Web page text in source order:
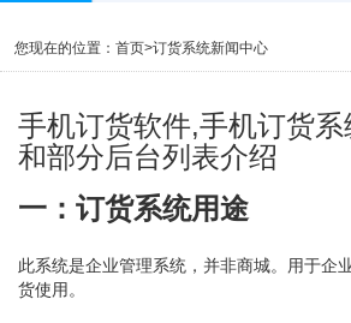
您现在的位置： 首页>订货系统新闻中心
手机订货软件,手机订货系
和部分后台列表介绍
一：订货系统用途
此系统是企业管理系统，并非商城。用于企
货使用。